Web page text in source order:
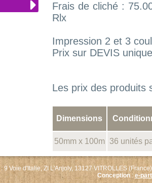
Frais de cliché :
Rlx
Impression 2 et 3
Prix sur DEVIS
Les prix des produits
Dimensions
50mm x 100m 36 unités
: 9 Voie d'Italie, ZI L'Anjoly, 13127 VITROLLES
Conception : e-